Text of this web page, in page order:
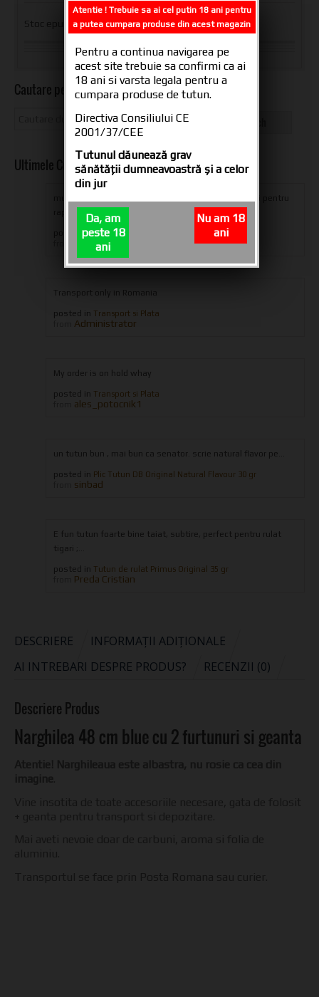
Stoc epuizat
Cautare pe site
Ultimele Comentarii
multumesc din suflet oameni dragi pentru produs si pentru
rapiditatea livrarii,ramaneti aceiasi...
posted inTuburi tigari CARTEL 200
iulian eugen
Transport only in Romania
posted in Transport si Plata
Administrator
My order is on hold whay
posted in Transport si Plata
ales_potocnik1
un tutun bun , mai bun ca senator. scrie natural flavor pe...
posted in Plic Tutun DB Original Natural Flavour 30 gr
sinbad
E fun tutun foarte bine taiat, subtire, perfect pentru rulat
tigari ;...
posted in Tutun de rulat Primus Original 35 gr
Preda Cristian
DESCRIERE
INFORMAȚII ADIȚIONALE
AI INTREBARI DESPRE PRODUS?
RECENZII (0)
Descriere Produs
Narghilea 48 cm blue cu 2 furtunuri si geanta
Atentie ! Trebuie sa ai cel putin 18 ani pentru
a putea cumpara produse din acest magazin
Pentru a continua navigarea pe
acest site trebuie sa confirmi ca ai
18 ani si varsta legala pentru a
cumpara produse de tutun.
Directiva Consiliului CE
2001/37/CEE
Tutunul dăunează grav
sănătăţii dumneavoastră şi a celor
din jur
Da, am
peste 18
ani
Nu am 18
ani